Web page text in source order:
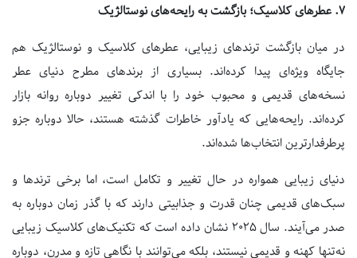
۷. عطر‌های کلاسیک؛ بازگشت به رایحه‌های نوستالژیک
در میان بازگشت ترند‌های زیبایی، عطر‌های کلاسیک و نوستالژیک هم
جایگاه ویژه‌ای پیدا کرده‌اند. بسیاری از برند‌های مطرح دنیای عطر
نسخه‌های قدیمی و محبوب خود را با اندکی تغییر دوباره روانه بازار
کرده‌اند. رایحه‌هایی که یادآور خاطرات گذشته هستند، حالا دوباره جزو
پرطرفدارترین انتخاب‌ها شده‌اند.
دنیای زیبایی همواره در حال تغییر و تکامل است، اما برخی ترند‌ها و
سبک‌های قدیمی چنان قدرت و جذابیتی دارند که با گذر زمان دوباره به
صدر می‌آیند. سال۲۰۲۵نشان داده است که تکنیک‌های کلاسیک زیبایی
نه‌تنها کهنه و قدیمی نیستند، بلکه می‌توانند با نگاهی تازه و مدرن، دوباره